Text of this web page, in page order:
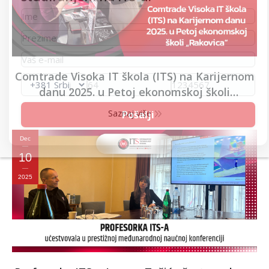
Comtrade Visoka IT škola (ITS) na Karijernom
danu 2025. u Petoj ekonomskoj školi
„Rakovica“
Saznaj više
Dec
10
2025